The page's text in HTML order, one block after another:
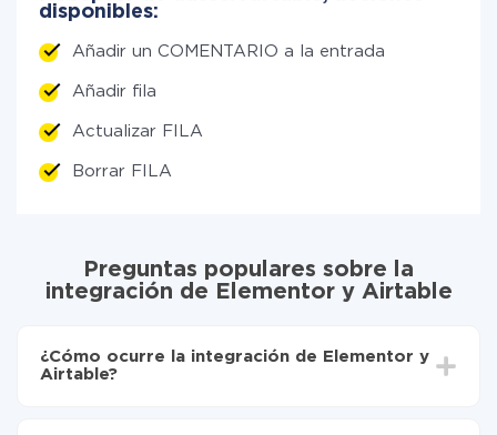
disponibles:
Añadir un COMENTARIO a la entrada
Añadir fila
Actualizar FILA
Borrar FILA
Preguntas populares sobre la
integración de Elementor y Airtable
¿Cómo ocurre la integración de Elementor y
Airtable?